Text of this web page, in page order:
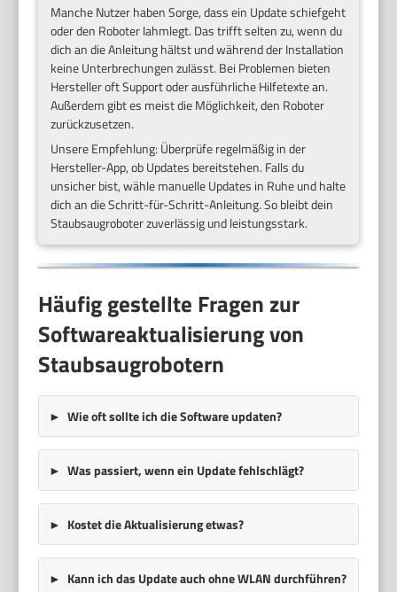
Manche Nutzer haben Sorge, dass ein Update schiefgeht
oder den Roboter lahmlegt. Das trifft selten zu, wenn du
dich an die Anleitung hältst und während der Installation
keine Unterbrechungen zulässt. Bei Problemen bieten
Hersteller oft Support oder ausführliche Hilfetexte an.
Außerdem gibt es meist die Möglichkeit, den Roboter
zurückzusetzen.
Unsere Empfehlung: Überprüfe regelmäßig in der
Hersteller-App, ob Updates bereitstehen. Falls du
unsicher bist, wähle manuelle Updates in Ruhe und halte
dich an die Schritt-für-Schritt-Anleitung. So bleibt dein
Staubsaugroboter zuverlässig und leistungsstark.
Häufig gestellte Fragen zur
Softwareaktualisierung von
Staubsaugrobotern
Wie oft sollte ich die Software updaten?
Was passiert, wenn ein Update fehlschlägt?
Kostet die Aktualisierung etwas?
Kann ich das Update auch ohne WLAN durchführen?